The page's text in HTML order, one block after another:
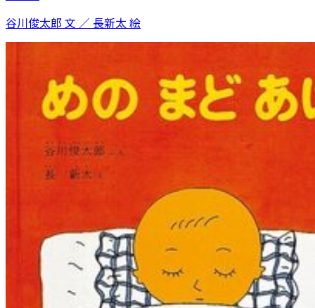
谷川俊太郎 文 ／ 長新太 絵